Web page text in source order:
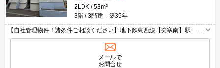
2LDK
53m²
3階
3階建 築35年
【自社管理物件！諸条件ご相談ください】地下鉄東西線【発寒南】駅 徒
歩6分灯油ボイラー・灯油FFで経済的♪P１台込みです☆
メールで
お問合せ